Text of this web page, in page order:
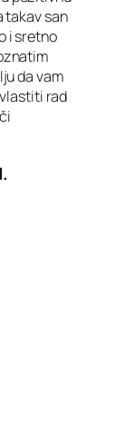
takav san
i sretno
da vam
rad